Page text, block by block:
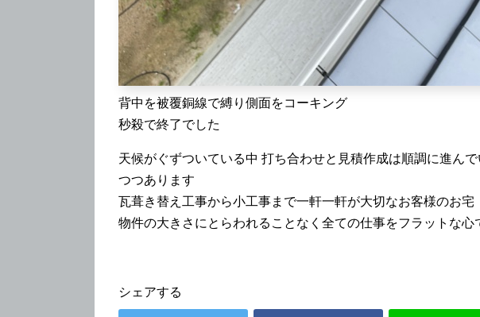
背中を被覆銅線で縛り側面をコーキング
秒殺で終了でした
天候がぐずついている中 打ち合わせと見積作成は順調に進ん
つつあります
瓦葺き替え工事から小工事まで一軒一軒が大切なお客様のお宅
物件の大きさにとらわれることなく全ての仕事をフラットな心
シェアする